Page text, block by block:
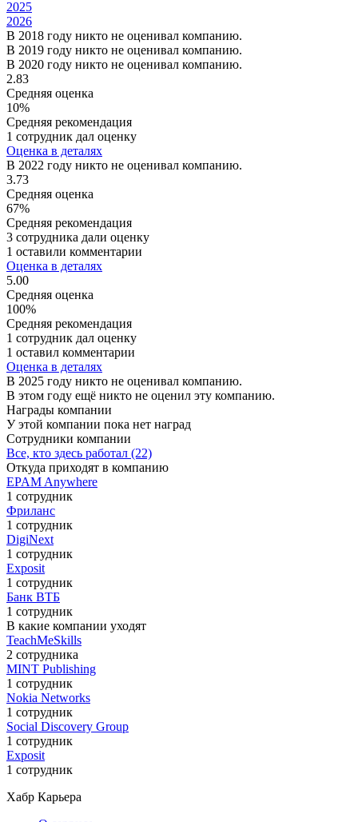
2025
2026
В 2018 году никто не оценивал компанию.
В 2019 году никто не оценивал компанию.
В 2020 году никто не оценивал компанию.
2.83
Средняя оценка
10%
Средняя рекомендация
1 сотрудник дал оценку
Оценка в деталях
В 2022 году никто не оценивал компанию.
3.73
Средняя оценка
67%
Средняя рекомендация
3 сотрудника дали оценку
1 оставили комментарии
Оценка в деталях
5.00
Средняя оценка
100%
Средняя рекомендация
1 сотрудник дал оценку
1 оставил комментарии
Оценка в деталях
В 2025 году никто не оценивал компанию.
В этом году ещё никто не оценил эту компанию.
Награды компании
У этой компании пока нет наград
Сотрудники компании
Все, кто здесь работал (22)
Откуда приходят в компанию
EPAM Anywhere
1 сотрудник
Фриланс
1 сотрудник
DigiNext
1 сотрудник
Exposit
1 сотрудник
Банк ВТБ
1 сотрудник
В какие компании уходят
TeachMeSkills
2 сотрудника
MINT Publishing
1 сотрудник
Nokia Networks
1 сотрудник
Social Discovery Group
1 сотрудник
Exposit
1 сотрудник
Хабр Карьера